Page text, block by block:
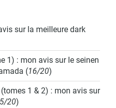
sur la meilleure dark
1) : mon avis sur le seinen
(16/20)
(tomes 1 & 2) : mon avis sur
20)